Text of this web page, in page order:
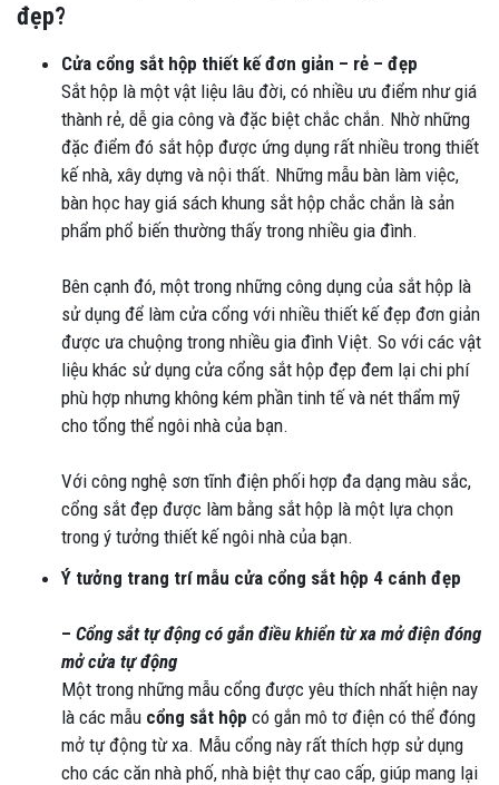
đẹp?
Cửa cổng sắt hộp thiết kế đơn giản – rẻ – đẹp
Sắt hộp là một vật liệu lâu đời, có nhiều ưu điểm như giá
thành rẻ, dễ gia công và đặc biệt chắc chắn. Nhờ những
đặc điểm đó sắt hộp được ứng dụng rất nhiều trong thiết
kế nhà, xây dựng và nội thất. Những mẫu bàn làm việc,
bàn học hay giá sách khung sắt hộp chắc chắn là sản
phẩm phổ biến thường thấy trong nhiều gia đình.
Bên cạnh đó, một trong những công dụng của sắt hộp là
sử dụng để làm cửa cổng với nhiều thiết kế đẹp đơn giản
được ưa chuộng trong nhiều gia đình Việt. So với các vật
liệu khác sử dụng cửa cổng sắt hộp đẹp đem lại chi phí
phù hợp nhưng không kém phần tinh tế và nét thẩm mỹ
cho tổng thể ngôi nhà của bạn.
Với công nghệ sơn tĩnh điện phối hợp đa dạng màu sắc,
cổng sắt đẹp được làm bằng sắt hộp là một lựa chọn
trong ý tưởng thiết kế ngôi nhà của bạn.
Ý tưởng trang trí mẫu cửa cổng sắt hộp 4 cánh đẹp
– Cổng sắt tự động có gắn điều khiển từ xa mở điện đóng
mở cửa tự động
Một trong những mẫu cổng được yêu thích nhất hiện nay
là các mẫu cổng sắt hộp có gắn mô tơ điện có thể đóng
mở tự động từ xa. Mẫu cổng này rất thích hợp sử dụng
cho các căn nhà phố, nhà biệt thự cao cấp, giúp mang lại